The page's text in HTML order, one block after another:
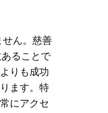
せん。慈善
ることで
りも成功
ます。特
にアクセ